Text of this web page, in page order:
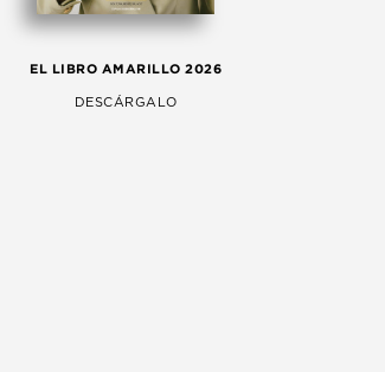
EL LIBRO AMARILLO 2026
DESCÁRGALO